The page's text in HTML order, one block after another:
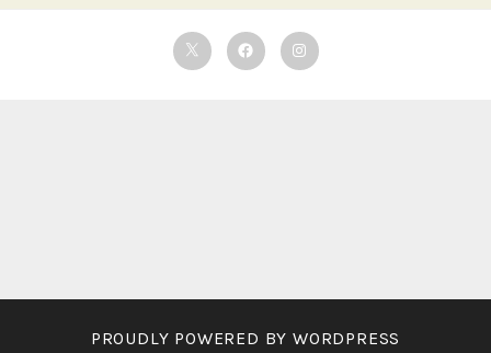
TwitterFacebookInstagram
PROUDLY POWERED BY WORDPRESS